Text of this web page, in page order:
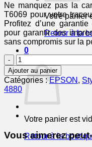
Votre panier
Retour à la
0
Votre panier est
Retour à la
Ne manquez pas la
T6069 pour votre
Profitez d’une
pour garantir des
sans compromis sur la
quantité
de
C13T606900
/
T6069
-
cartouche
marque
Epson
Ajouter au panier
Catégories :EPSON ,
4880
Vous aimerez